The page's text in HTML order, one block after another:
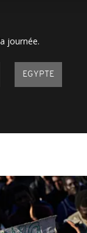
journée.
EGYPTE